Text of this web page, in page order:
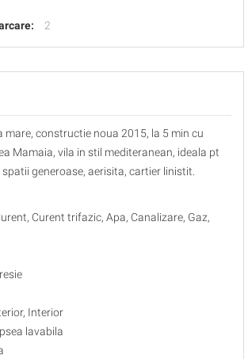
2
mare, constructie noua 2015, la 5 min cu
Mamaia, vila in stil mediteranean, ideala pt
generoase, aerisita, cartier linistit.
Curent trifazic, Apa, Canalizare, Gaz,
Interior
lavabila